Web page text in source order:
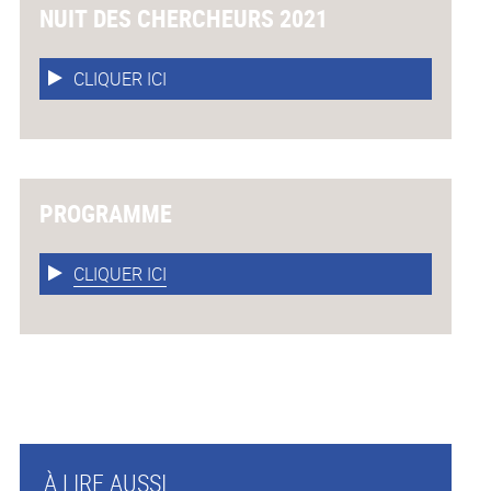
À LIRE AUSSI
NUIT DES CHERCHEURS 2021
CLIQUER ICI
PROGRAMME
CLIQUER ICI